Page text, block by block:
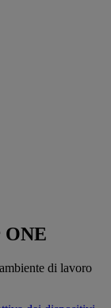
ONE
di lavoro